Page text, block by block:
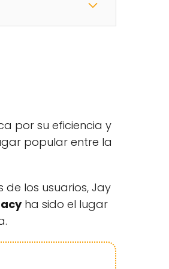
por su eficiencia y
popular entre la
de los usuarios, Jay
ha sido el lugar